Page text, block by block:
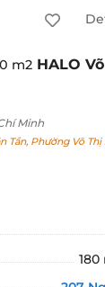
m2 HALO Võ
Minh
Tần, Phường Võ Thị
180